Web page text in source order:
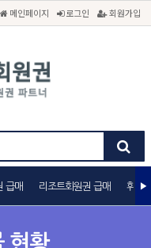
메인페이지 로그인 회원가입
현황
급매 리조트회원권 급매 휘트